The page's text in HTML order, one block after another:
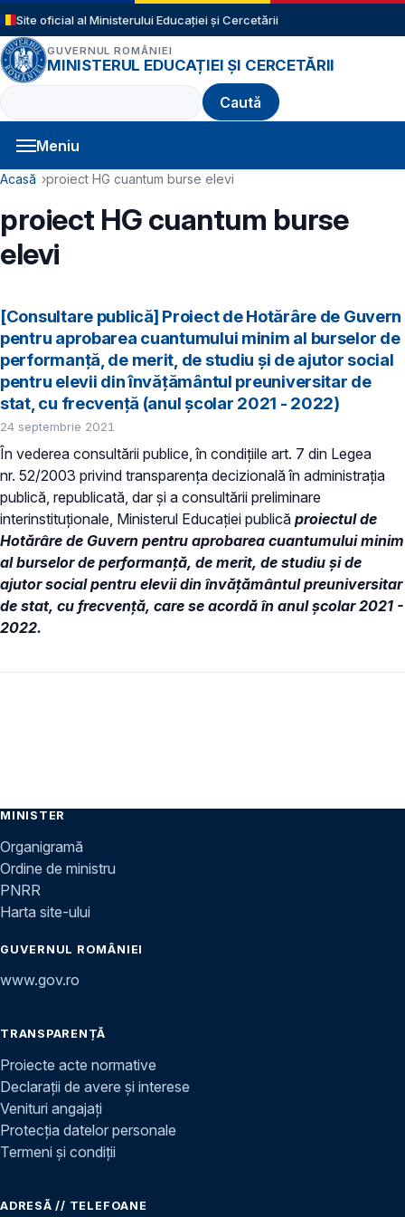
Sari la conținutul principal
Site oficial al Ministerului Educației și Cercetării
GUVERNUL ROMÂNIEI
MINISTERUL EDUCAȚIEI ȘI CERCETĂRII
Caută
Meniu
Navigație principală
Cale de navigare
Acasă proiect HG cuantum burse elevi
proiect HG cuantum burse
elevi
[Consultare publică] Proiect de Hotărâre de Guvern
pentru aprobarea cuantumului minim al burselor de
performanţă, de merit, de studiu şi de ajutor social
pentru elevii din învăţământul preuniversitar de
stat, cu frecvenţă (anul şcolar 2021 - 2022)
24 septembrie 2021
În vederea consultării publice, în condiţiile art. 7 din Legea
nr. 52/2003 privind transparenţa decizională în administraţia
publică, republicată, dar și a consultării preliminare
interinstituționale, Ministerul Educaţiei publică proiectul de
Hotărâre de Guvern pentru aprobarea cuantumului minim
al burselor de performanţă, de merit, de studiu şi de
ajutor social pentru elevii din învăţământul preuniversitar
de stat, cu frecvenţă, care se acordă în anul şcolar 2021 -
2022.
MINISTER
Organigramă
Ordine de ministru
PNRR
Harta site-ului
GUVERNUL ROMÂNIEI
www.gov.ro
TRANSPARENȚĂ
Proiecte acte normative
Declarații de avere și interese
Venituri angajați
Protecția datelor personale
Termeni și condiții
ADRESĂ // TELEFOANE